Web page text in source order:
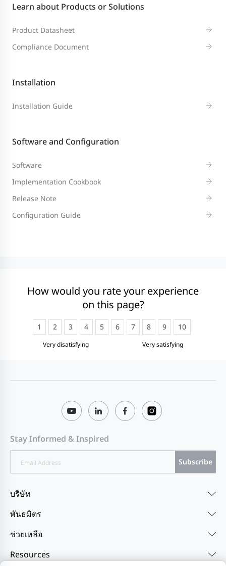
Learn about Products or Solutions
Product Datasheet
Compliance Document
Installation
Installation Guide
Software and Configuration
Software
Implementation Cookbook
Release Note
Configuration Guide
How would you rate your experience
on this page?
Very disatisfying
1 2 3 4 5 6 7 8 9 10
Very satisfying
Stay Informed & Inspired
Subscribe
บริษัท
พันธมิตร
ช่วยเหลือ
Resources